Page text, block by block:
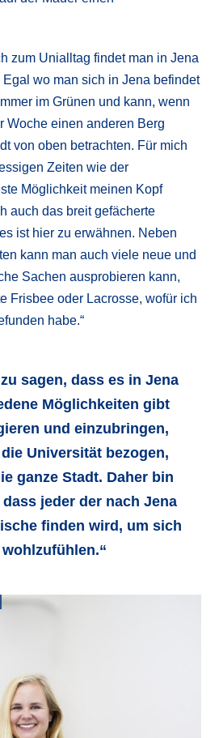
zum Unialltag findet man in Jena
wo man sich in Jena befindet
im Grünen und kann, wenn
Woche einen anderen Berg
von oben betrachten. Für mich
Zeiten wie der
Möglichkeit meinen Kopf
auch das breit gefächerte
ist hier zu erwähnen. Neben
kann man auch viele neue und
Sachen ausprobieren kann,
Frisbee oder Lacrosse, wofür ich
habe.“
sagen, dass es in Jena
Möglichkeiten gibt
und einzubringen,
Universität bezogen,
ganze Stadt. Daher bin
jeder der nach Jena
finden wird, um sich